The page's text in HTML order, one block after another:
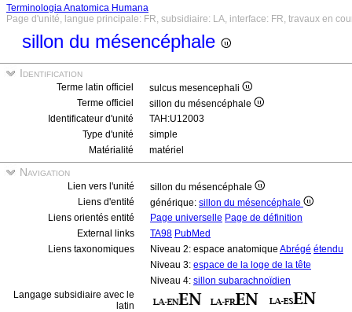
Terminologia Anatomica Humana
Page d'unité, langue principale: FR, subsidiaire: LA, interface: FR, travaux en
sillon du mésencéphale
Identification
Terme latin officiel
sulcus mesencephali
Terme officiel
sillon du mésencéphale
Identificateur d'unité
TAH:U12003
Type d'unité
simple
Matérialité
matériel
Navigation
Lien vers l'unité
sillon du mésencéphale
Liens d'entité
générique: sillon du mésencéphale
Liens orientés entité
Page universelle Page de définition
External links
TA98 PubMed
Liens taxonomiques
Niveau 2: espace anatomique Abrégé étendu
Niveau 3: espace de la loge de la tête
Niveau 4: sillon subarachnoïdien
Langage subsidiaire avec le
latin